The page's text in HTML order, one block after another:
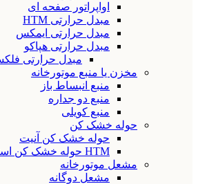
اواپراتور صفحه ای
مبدل حرارتی HTM
مبدل حرارتی ایمکس
مبدل حرارتی هپاکو
مبدل حرارتی
مخزن یا منبع موتورخانه
منبع انبساط باز
منبع دو جداره
منبع کویلی
حوله خشک کن
حوله خشک کن آنیت
HTM حوله خشک کن استیل
مشعل موتورخانه
مشعل دوگانه